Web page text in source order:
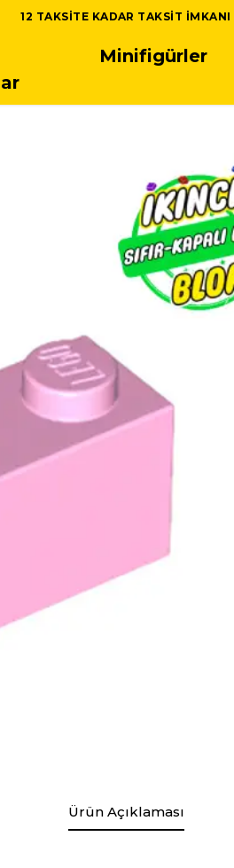
12 TAKSITE KADAR TAKSIT IMKANI
Minifigürler
Ürün Açıklaması